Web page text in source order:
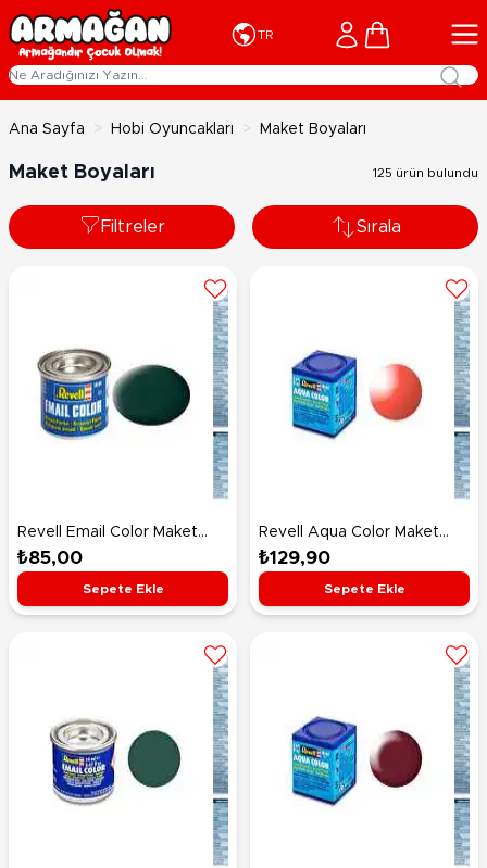
İçeriğe geç
TR Cart
Ana Sayfa > Hobi Oyuncakları > Maket Boyaları
Maket Boyaları 125 ürün bulundu
Filtreler Sırala
Revell Email Color Maket
Boyası Black Green Mat
32140
₺85,00
Sepete Ekle
Revell Aqua Color Maket
Boyası Clear Red 36731
₺129,90
Sepete Ekle